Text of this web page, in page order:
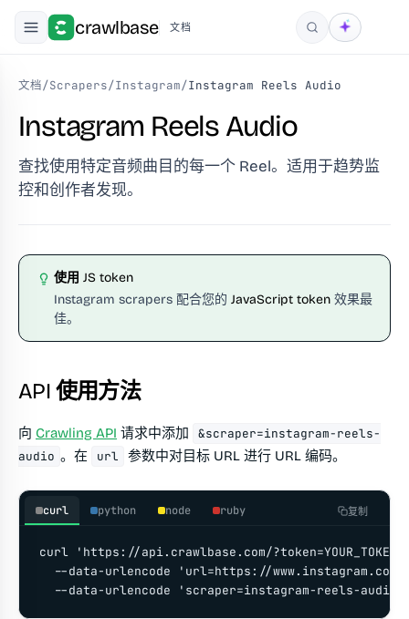
crawlbase 文档
搜索
文档/Scrapers/Instagram/Instagram Reels Audio
Instagram Reels Audio
查找使用特定音频曲目的每一个 Reel。适用于趋势监
控和创作者发现。
使用 JS token
Instagram scrapers 配合您的 JavaScript token 效果最
佳。
API 使用方法
向 Crawling API 请求中添加
&scraper=instagram-reels-
audio 。在 url 参数中对目标 URL 进行 URL 编码。
curl python node ruby 复制
curl 'https://api.crawlbase.com/
--data-urlencode 'url=https://
--data-urlencode 'scraper=instagram-reels-audio'